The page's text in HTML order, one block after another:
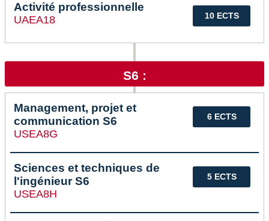
10 ECTS
Activité professionnelle
UAEA18
S6 :
6 ECTS
Management, projet et
communication S6
USEA8G
5 ECTS
Sciences et techniques de
l'ingénieur S6
USEA8H